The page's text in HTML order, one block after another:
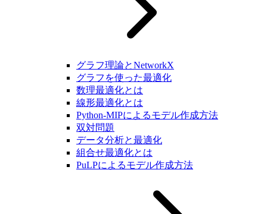
グラフ理論とNetworkX
グラフを使った最適化
数理最適化とは
線形最適化とは
Python-MIPによるモデル作成方法
双対問題
データ分析と最適化
組合せ最適化とは
PuLPによるモデル作成方法